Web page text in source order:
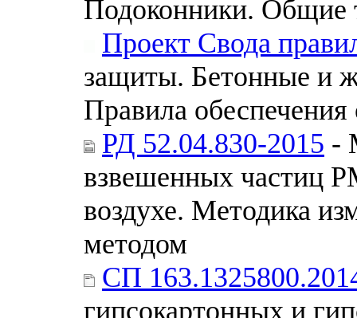
Подоконники. Общие
Проект Свода
защиты. Бетонные и
Правила обеспечения
РД 52.04.830-2015 -
взвешенных частиц
воздухе. Методика
методом
СП
гипсокартонных и